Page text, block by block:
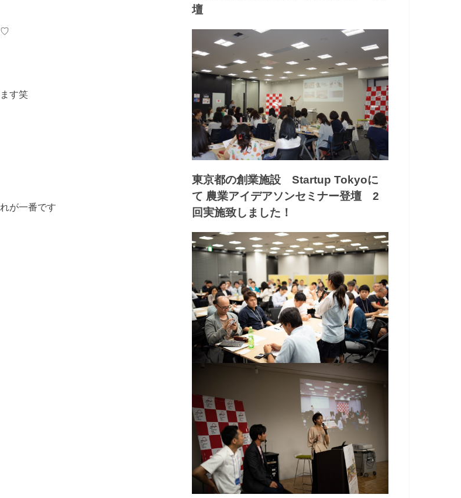
♡
す笑
が一番です
壇
東京都の創業施設 Startup Tokyoに
て 農業アイデアソンセミナー登壇 2
回実施致しました！